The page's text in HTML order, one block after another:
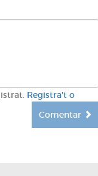
Registra't o
Comentar